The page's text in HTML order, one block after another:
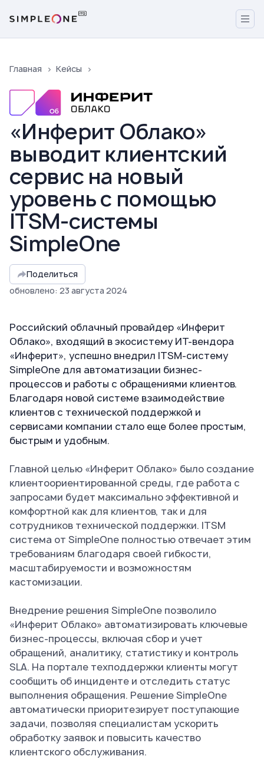
Главная Кейсы
«Инферит Облако»
выводит клиентский
сервис на новый
уровень с помощью
ITSM-системы
SimpleOne
Поделиться
обновлено: 23 августа 2024
Российский облачный провайдер «Инферит
Облако», входящий в экосистему ИТ-вендора
«Инферит», успешно внедрил ITSM-систему
SimpleOne для автоматизации бизнес-
процессов и работы с обращениями клиентов.
Благодаря новой системе взаимодействие
клиентов с технической поддержкой и
сервисами компании стало еще более простым,
быстрым и удобным.
Главной целью «Инферит Облако» было создание
клиентоориентированной среды, где работа с
запросами будет максимально эффективной и
комфортной как для клиентов, так и для
сотрудников технической поддержки. ITSM
система от SimpleOne полностью отвечает этим
требованиям благодаря своей гибкости,
масштабируемости и возможностям
кастомизации.
Внедрение решения SimpleOne позволило
«Инферит Облако» автоматизировать ключевые
бизнес-процессы, включая сбор и учет
обращений, аналитику, статистику и контроль
SLA. На портале техподдержки клиенты могут
сообщить об инциденте и отследить статус
выполнения обращения. Решение SimpleOne
автоматически приоритезирует поступающие
задачи, позволяя специалистам ускорить
обработку заявок и повысить качество
клиентского обслуживания.